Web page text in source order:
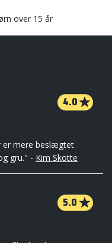
over 15 år
4.0
er mere beslægtet
gru." - Kim Skotte
5.0